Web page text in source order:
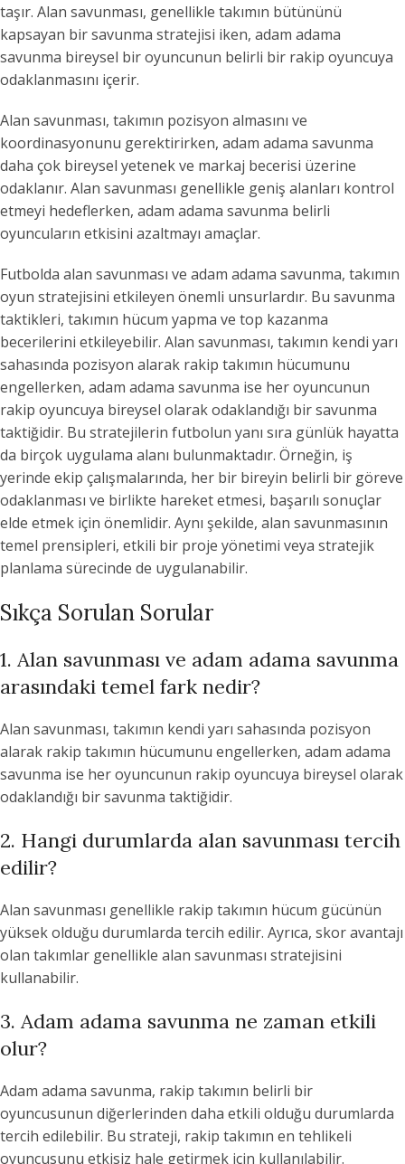
taşır. Alan savunması, genellikle takımın bütününü
kapsayan bir savunma stratejisi iken, adam adama
savunma bireysel bir oyuncunun belirli bir rakip oyuncuya
odaklanmasını içerir.
Alan savunması, takımın pozisyon almasını ve
koordinasyonunu gerektirirken, adam adama savunma
daha çok bireysel yetenek ve markaj becerisi üzerine
odaklanır. Alan savunması genellikle geniş alanları kontrol
etmeyi hedeflerken, adam adama savunma belirli
oyuncuların etkisini azaltmayı amaçlar.
Futbolda alan savunması ve adam adama savunma, takımın
oyun stratejisini etkileyen önemli unsurlardır. Bu savunma
taktikleri, takımın hücum yapma ve top kazanma
becerilerini etkileyebilir. Alan savunması, takımın kendi yarı
sahasında pozisyon alarak rakip takımın hücumunu
engellerken, adam adama savunma ise her oyuncunun
rakip oyuncuya bireysel olarak odaklandığı bir savunma
taktiğidir. Bu stratejilerin futbolun yanı sıra günlük hayatta
da birçok uygulama alanı bulunmaktadır. Örneğin, iş
yerinde ekip çalışmalarında, her bir bireyin belirli bir göreve
odaklanması ve birlikte hareket etmesi, başarılı sonuçlar
elde etmek için önemlidir. Aynı şekilde, alan savunmasının
temel prensipleri, etkili bir proje yönetimi veya stratejik
planlama sürecinde de uygulanabilir.
Sıkça Sorulan Sorular
1. Alan savunması ve adam adama savunma
arasındaki temel fark nedir?
Alan savunması, takımın kendi yarı sahasında pozisyon
alarak rakip takımın hücumunu engellerken, adam adama
savunma ise her oyuncunun rakip oyuncuya bireysel olarak
odaklandığı bir savunma taktiğidir.
2. Hangi durumlarda alan savunması tercih
edilir?
Alan savunması genellikle rakip takımın hücum gücünün
yüksek olduğu durumlarda tercih edilir. Ayrıca, skor avantajı
olan takımlar genellikle alan savunması stratejisini
kullanabilir.
3. Adam adama savunma ne zaman etkili
olur?
Adam adama savunma, rakip takımın belirli bir
oyuncusunun diğerlerinden daha etkili olduğu durumlarda
tercih edilebilir. Bu strateji, rakip takımın en tehlikeli
oyuncusunu etkisiz hale getirmek için kullanılabilir.